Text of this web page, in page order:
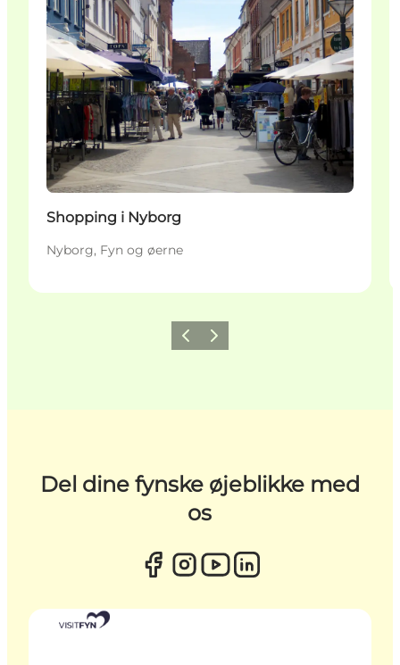
Shopping i Nyborg
Nyborg, Fyn og øerne
ForrigeNæste
Del dine fynske øjeblikke med
os